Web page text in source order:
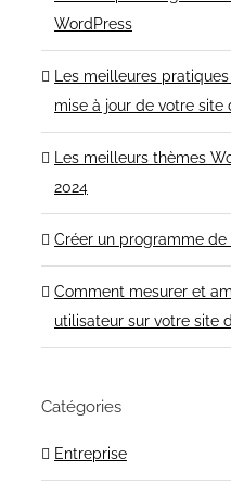
WordPress
Les meilleures
mise à jour de votre site
Les meilleurs thèmes
2024
Créer un programme
Comment mesurer et
utilisateur sur votre site
Catégories
Entreprise